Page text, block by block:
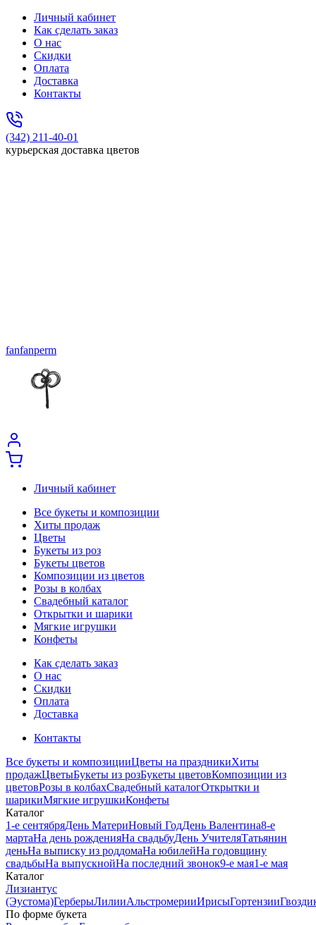
Личный кабинет
Как сделать заказ
О нас
Скидки
Оплата
Доставка
Контакты
(342) 211-40-01
курьерская доставка цветов
fanfanperm
Личный кабинет
Все букеты и композиции
Хиты продаж
Цветы
Букеты из роз
Букеты цветов
Композиции из цветов
Розы в колбах
Свадебный каталог
Открытки и шарики
Мягкие игрушки
Конфеты
Как сделать заказ
О нас
Скидки
Оплата
Доставка
Контакты
Все букеты и композицииЦветы на праздникиХиты
продажЦветыБукеты из розБукеты цветовКомпозиции из
цветовРозы в колбахСвадебный каталогОткрытки и
шарикиМягкие игрушкиКонфеты
Каталог
1-е сентябряДень МатериНовый ГодДень Валентина8-е
мартаНа день рожденияНа свадьбуДень УчителяТатьянин
деньНа выписку из роддомаНа юбилейНа годовщину
свадьбыНа выпускнойНа последний звонок9-е мая1-е мая
Каталог
Лизиантус
(Эустома)ГерберыЛилииАльстромерииИрисыГортензии
По форме букета